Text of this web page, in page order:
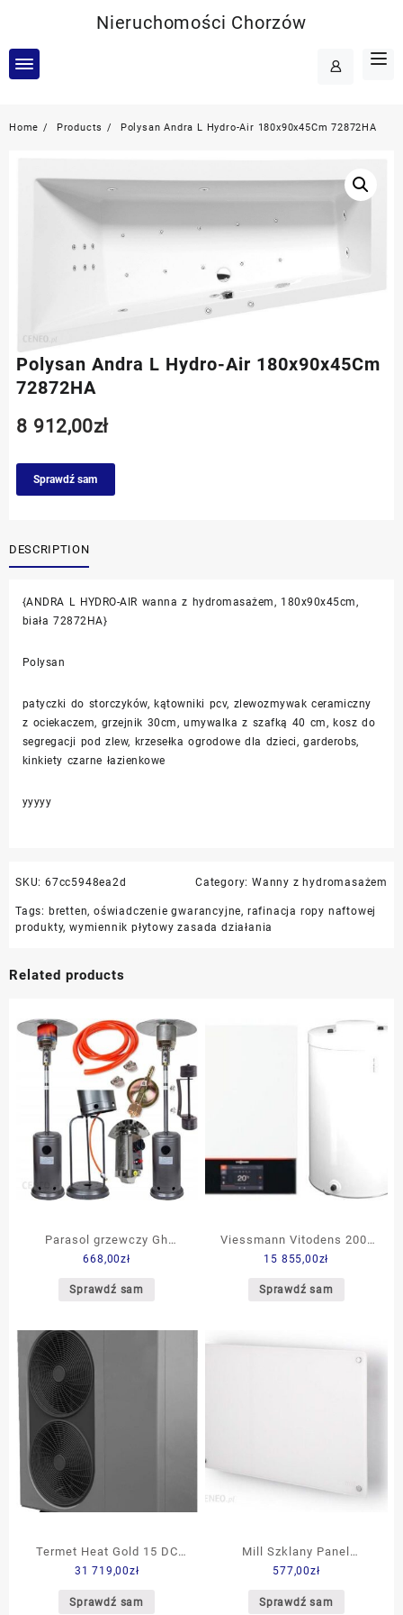
content
Nieruchomości Chorzów
Home Products Polysan Andra L Hydro-Air 180x90x45Cm 72872HA
Polysan Andra L Hydro-Air 180x90x45Cm
72872HA
8 912,00zł
Sprawdź sam
DESCRIPTION
{ANDRA L HYDRO-AIR wanna z hydromasażem, 180x90x45cm,
biała 72872HA}
Polysan
patyczki do storczyków, kątowniki pcv, zlewozmywak ceramiczny
z ociekaczem, grzejnik 30cm, umywalka z szafką 40 cm, kosz do
segregacji pod zlew, krzesełka ogrodowe dla dzieci, garderobs,
kinkiety czarne łazienkowe
yyyyy
SKU: 67cc5948ea2d Category: Wanny z hydromasażem
Tags: bretten,oświadczenie gwarancyjne, rafinacja ropy naftowej
produkty,wymiennik płytowy zasada działania
Related products
Parasol grzewczy Gh
Promiennik 14kW piecyk
gazowy
668,00zł
Sprawdź sam
Viessmann Vitodens 200-
W B2HE 1,9-19 kW +
Regulator E3 + Vitocell
15 855,00zł
Sprawdź sam
Termet Heat Gold 15 DC
TPP9902000000PL
31 719,00zł
Sprawdź sam
Mill Szklany Panel
Grzewczy Mb600Dn
577,00zł
Sprawdź sam